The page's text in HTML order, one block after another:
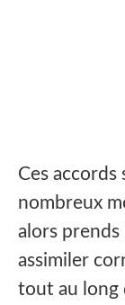
Ces
nombreux
alors prends
assimiler
tout au long